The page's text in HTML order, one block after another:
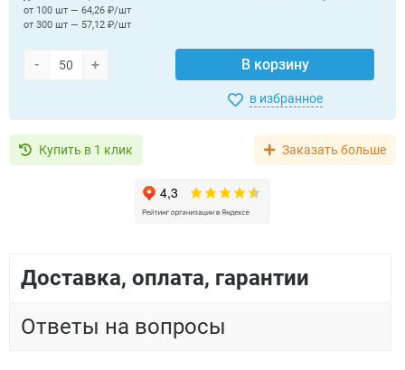
- + В корзину
от 100 шт — 64,26 ₽/шт
от 300 шт — 57,12 ₽/шт
в избранное
Купить в 1 клик Заказать больше
Доставка, оплата, гарантии
Ответы на вопросы